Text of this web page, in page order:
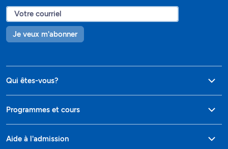
Je veux m'abonner
Qui êtes-vous?
Programmes et cours
Aide à l'admission